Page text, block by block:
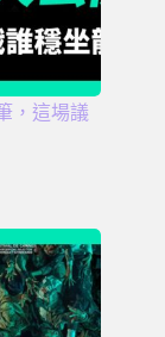
，這場議